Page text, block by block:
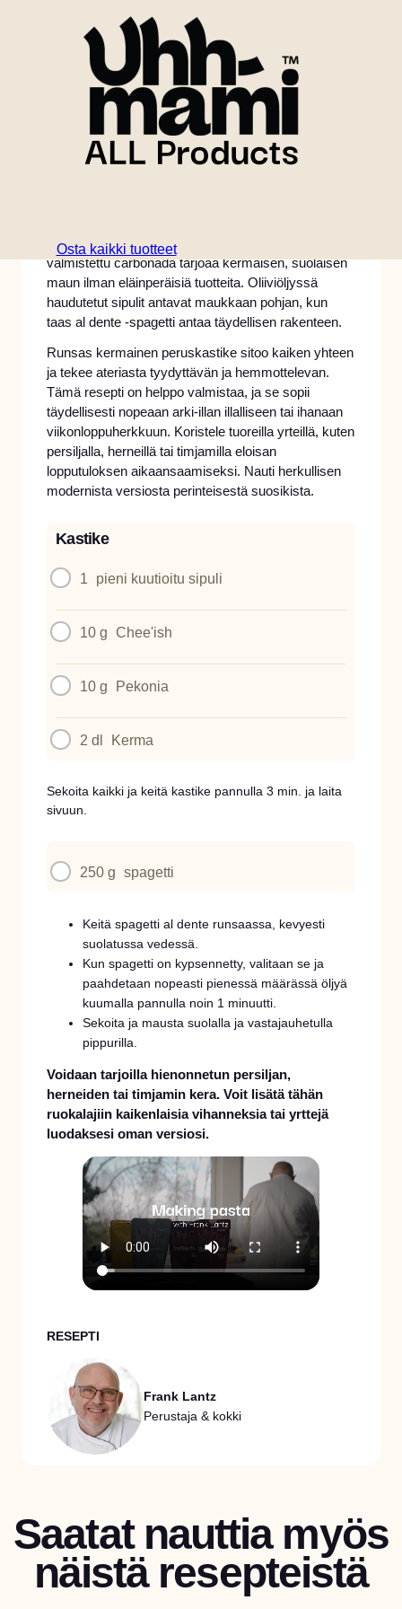
Osta kaikki tuotteet
Kypsennysaika
10 minuts
ainesosista, kuten Chee'ishista ja Bacon'ishista,
valmistettu carbonada tarjoaa kermaisen, suolaisen
maun ilman eläinperäisiä tuotteita. Oliiviöljyssä
haudutetut sipulit antavat maukkaan pohjan, kun
taas al dente -spagetti antaa täydellisen rakenteen.
Runsas kermainen peruskastike sitoo kaiken yhteen
ja tekee ateriasta tyydyttävän ja hemmottelevan.
Tämä resepti on helppo valmistaa, ja se sopii
täydellisesti nopeaan arki-illan illalliseen tai ihanaan
viikonloppuherkkuun. Koristele tuoreilla yrteillä, kuten
persiljalla, herneillä tai timjamilla eloisan
lopputuloksen aikaansaamiseksi. Nauti herkullisen
modernista versiosta perinteisestä suosikista.
Kastike
1 pieni kuutioitu sipuli
10 g Chee'ish
10 g Pekonia
2 dl Kerma
Sekoita kaikki ja keitä kastike pannulla 3 min. ja laita
sivuun.
250 g spagetti
Keitä spagetti al dente runsaassa, kevyesti
suolatussa vedessä.
Kun spagetti on kypsennetty, valitaan se ja
paahdetaan nopeasti pienessä määrässä öljyä
kuumalla pannulla noin 1 minuutti.
Sekoita ja mausta suolalla ja vastajauhetulla
pippurilla.
Voidaan tarjoilla hienonnetun persiljan,
herneiden tai timjamin kera. Voit lisätä tähän
ruokalajiin kaikenlaisia vihanneksia tai yrttejä
luodaksesi oman versiosi.
RESEPTI
Frank Lantz
Perustaja & kokki
Saatat nauttia myös
näistä resepteistä